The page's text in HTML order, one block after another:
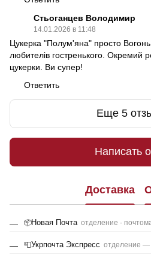
Стьоганцев Володимир
14.01.2026 в 11:48
Цукерка "Полум'яна" просто
любителів гостренького. Окремий
цукерки. Ви супер!
Ответить
Еще 5
Написать
Доставка
📦Новая Почта отделение ·
📮Укрпочта Экспресс отделение —